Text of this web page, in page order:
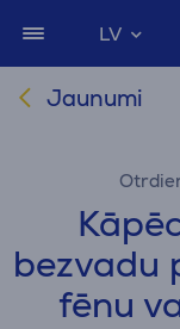
LV
Jaunumi
bezvadu
fēnu